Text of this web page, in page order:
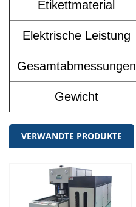
Etikettmaterial
Elektrische Leistung
Gesamtabmessungen
Gewicht
VERWANDTE PRODUKTE